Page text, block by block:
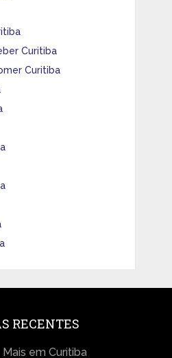
Curitiba
Curitiba
RECENTES
Mais em Curitiba